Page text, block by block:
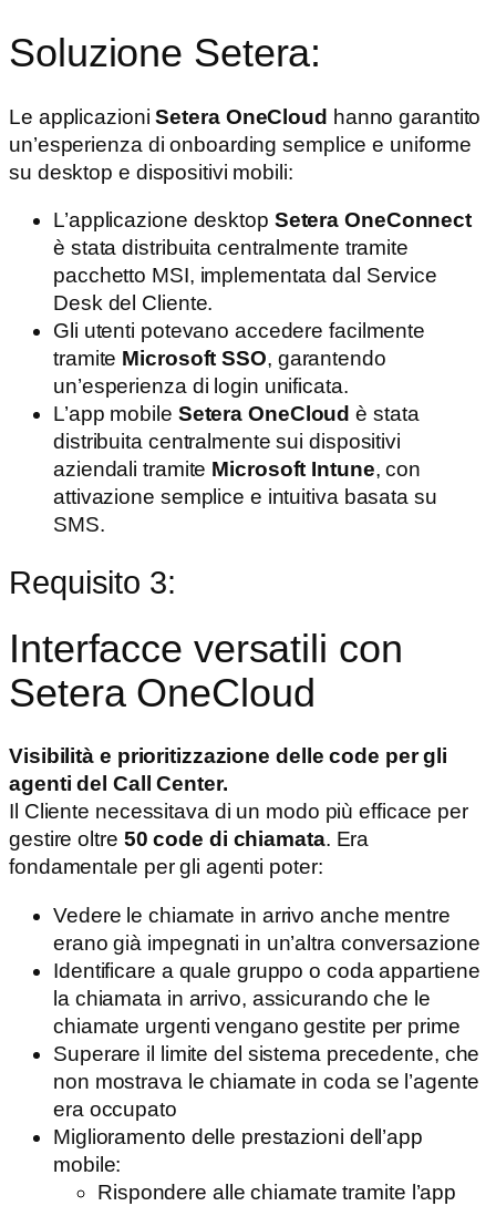
Soluzione Setera:
Le applicazioniSetera OneCloud hanno garantito
un’esperienza di onboarding semplice e uniforme
su desktop e dispositivi mobili:
L’applicazione desktop Setera OneConnect
è stata distribuita centralmente tramite
pacchetto MSI, implementata dal Service
Desk del Cliente.
Gli utenti potevano accedere facilmente
tramite Microsoft SSO, garantendo
un’esperienza di login unificata.
L’app mobile Setera OneCloud è stata
distribuita centralmente sui dispositivi
aziendali tramite Microsoft Intune, con
attivazione semplice e intuitiva basata su
SMS.
Requisito 3:
Interfacce versatili con
Setera OneCloud
Visibilità e prioritizzazione delle code per gli
agenti del Call Center.
Il Cliente necessitava di un modo più efficace per
gestire oltre 50 code di chiamata. Era
fondamentale per gli agenti poter:
Vedere le chiamate in arrivo anche mentre
erano già impegnati in un’altra conversazione
Identificare a quale gruppo o coda appartiene
la chiamata in arrivo, assicurando che le
chiamate urgenti vengano gestite per prime
Superare il limite del sistema precedente, che
non mostrava le chiamate in coda se l’agente
era occupato
Miglioramento delle prestazioni dell’app
mobile:
Rispondere alle chiamate tramite l’app